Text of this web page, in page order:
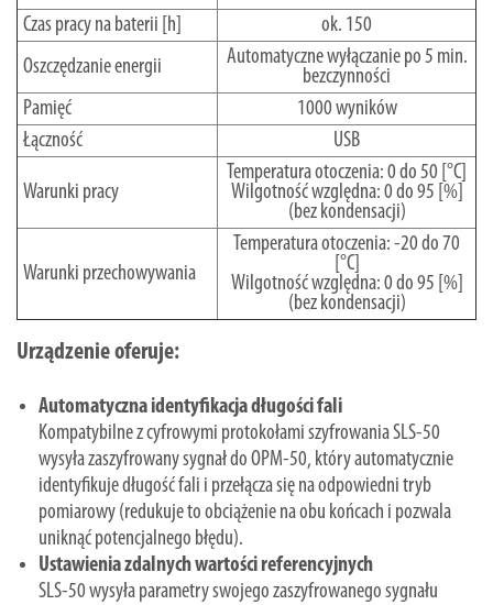
Czas pracy na baterii [h]
ok. 150
Oszczędzanie energii
Automatyczne wyłączanie po 5 min.
bezczynności
Pamięć
1000 wyników
Łączność
USB
Warunki pracy
Temperatura otoczenia: 0 do 50 [°C]
Wilgotność względna: 0 do 95 [%]
(bez kondensacji)
Warunki przechowywania
Temperatura otoczenia: -20 do 70
[°C]
Wilgotność względna: 0 do 95 [%]
(bez kondensacji)
Urządzenie oferuje:
Automatyczna identyfikacja długości fali
Kompatybilne z cyfrowymi protokołami szyfrowania SLS-50
wysyła zaszyfrowany sygnał do OPM-50, który automatycznie
identyfikuje długość fali i przełącza się na odpowiedni tryb
pomiarowy (redukuje to obciążenie na obu końcach i pozwala
uniknąć potencjalnego błędu).
Ustawienia zdalnych wartości referencyjnych
SLS-50 wysyła parametry swojego zaszyfrowanego sygnału